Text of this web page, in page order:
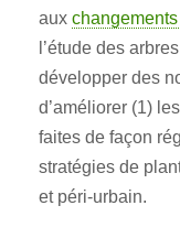
aux
l’étude des
développer des
d’améliorer (1)
faites de façon
stratégies de
et péri-urbain.